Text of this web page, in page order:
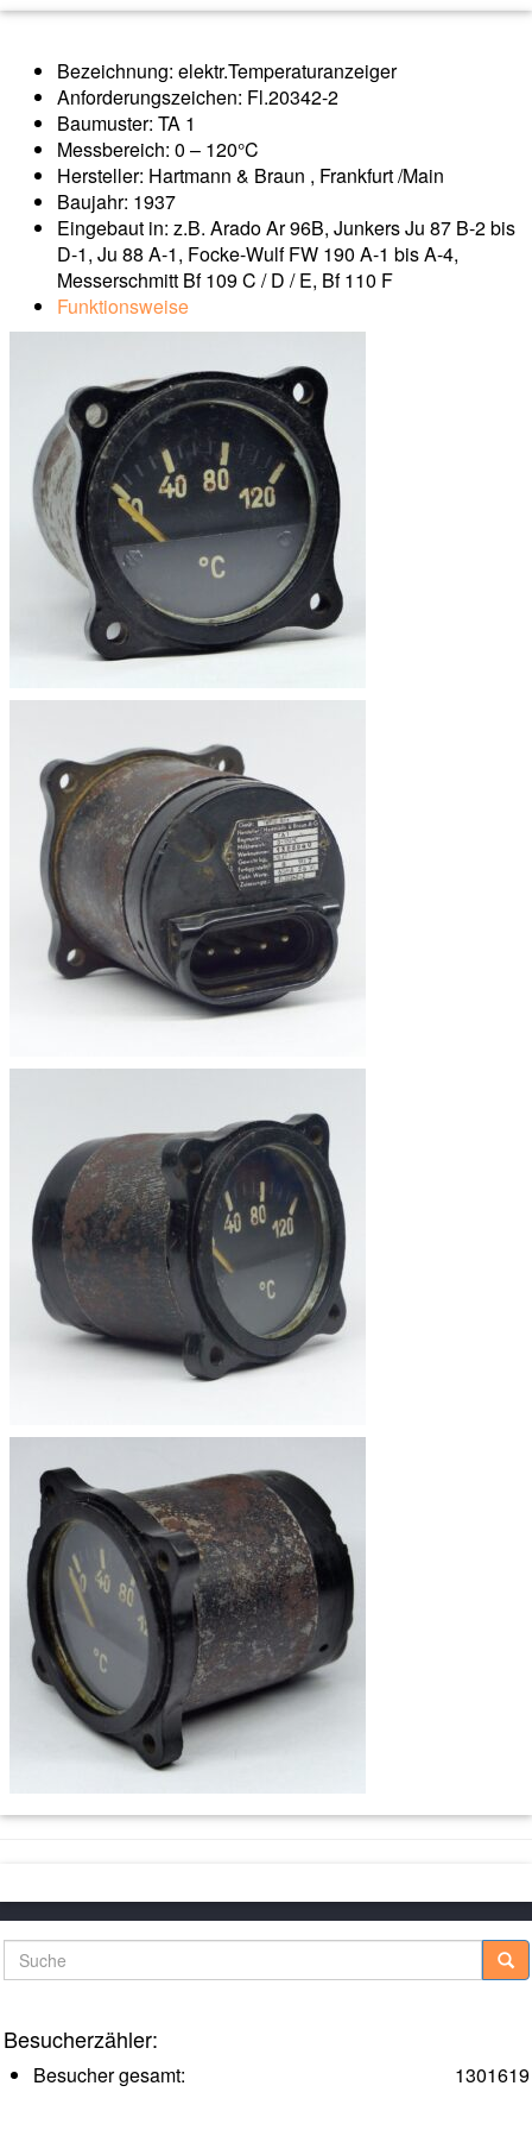
Bezeichnung: elektr.Temperaturanzeiger
Anforderungszeichen: Fl.20342-2
Baumuster: TA 1
Messbereich: 0 – 120°C
Hersteller: Hartmann & Braun , Frankfurt /Main
Baujahr: 1937
Eingebaut in: z.B. Arado Ar 96B, Junkers Ju 87 B-2 bis
D-1, Ju 88 A-1, Focke-Wulf FW 190 A-1 bis A-4,
Messerschmitt Bf 109 C / D / E, Bf 110 F
Funktionsweise
Suche
Besucherzähler:
1301619
Besucher gesamt: